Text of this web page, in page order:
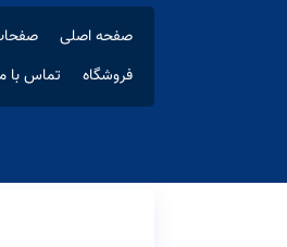
صفحه اصلی
فروشگاه
تماس با